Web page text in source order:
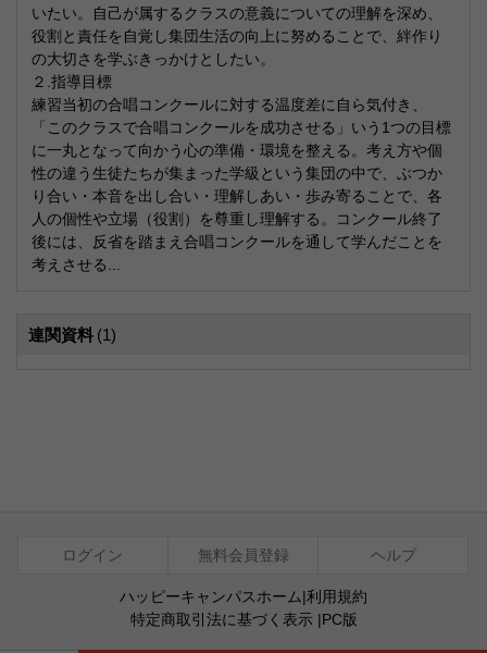
いたい。自己が属するクラスの意義についての理解を深め、
役割と責任を自覚し集団生活の向上に努めることで、絆作り
の大切さを学ぶきっかけとしたい。
２.指導目標
練習当初の合唱コンクールに対する温度差に自ら気付き、
「このクラスで合唱コンクールを成功させる」いう1つの目標
に一丸となって向かう心の準備・環境を整える。考え方や個
性の違う生徒たちが集まった学級という集団の中で、ぶつか
り合い・本音を出し合い・理解しあい・歩み寄ることで、各
人の個性や立場（役割）を尊重し理解する。コンクール終了
後には、反省を踏まえ合唱コンクールを通して学んだことを
考えさせる...
連関資料 (1)
ログイン 無料会員登録 ヘルプ
ハッピーキャンパスホーム|利用規約
特定商取引法に基づく表示|PC版